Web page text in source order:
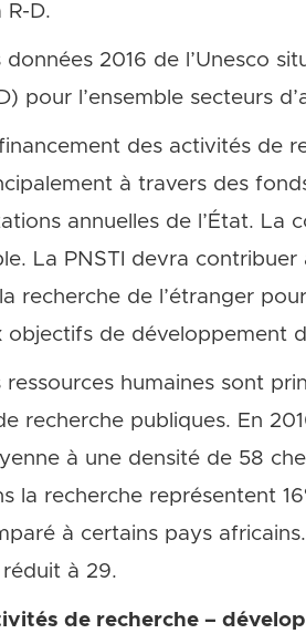
R-D.
données 2016 de l’Unesco
pour l’ensemble secteurs
des activités de
à travers des
annuelles de l’État. La
La PNSTI devra
recherche de l’étranger
objectifs de développement
ressources humaines sont
recherche publiques. En
à une densité de 58
la recherche représentent
à certains pays
réduit à 29.
de recherche –